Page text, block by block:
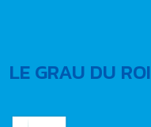
LE GRAU DU ROI